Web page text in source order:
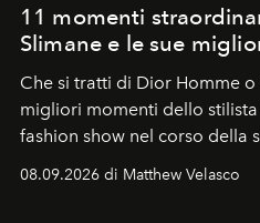
11 momenti
Slimane e le sue
Che si tratti di Dior Homme
migliori momenti dello
fashion show nel corso della
08.09.2026 di Matthew Velasco